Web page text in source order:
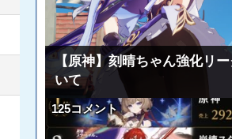
【原神】刻晴ちゃん強化リ
いて
125コメント